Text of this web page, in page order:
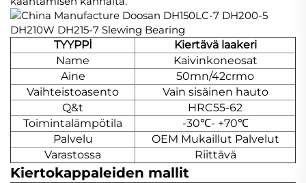
TYYPPİ
Kiertävä laakeri
Name
Kaivinkoneosat
Aine
50mn/42crmo
Vaihteistoasento
Vain sisäinen hauto
Q&t
HRC55-62
Toimintalämpötila
-30℃- +70℃
Palvelu
OEM Mukaillut Palvelut
Varastossa
Riittävä
Kiertokappaleiden mallit